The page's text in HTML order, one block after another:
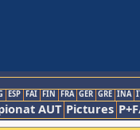
ESP FAI FIN FRA GER GRE INA
AUT Pictures